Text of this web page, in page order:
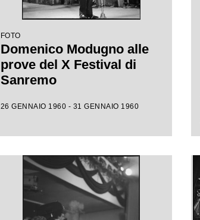
FOTO
Domenico Modugno alle
prove del X Festival di
Sanremo
26 GENNAIO 1960 - 31 GENNAIO 1960